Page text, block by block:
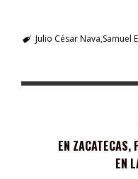
Julio César Nava Samuel
EN ZACATECAS,
EN